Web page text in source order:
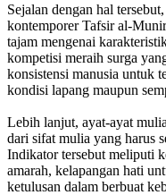
‎Sejalan dengan hal
kontemporer Tafsir al-
tajam mengenai
kompetisi meraih surga
konsistensi manusia untuk
kondisi lapang maupun
‎Lebih lanjut, ayat-ayat
dari sifat mulia yang harus
Indikator tersebut meliputi
amarah, kelapangan hati
ketulusan dalam berbuat